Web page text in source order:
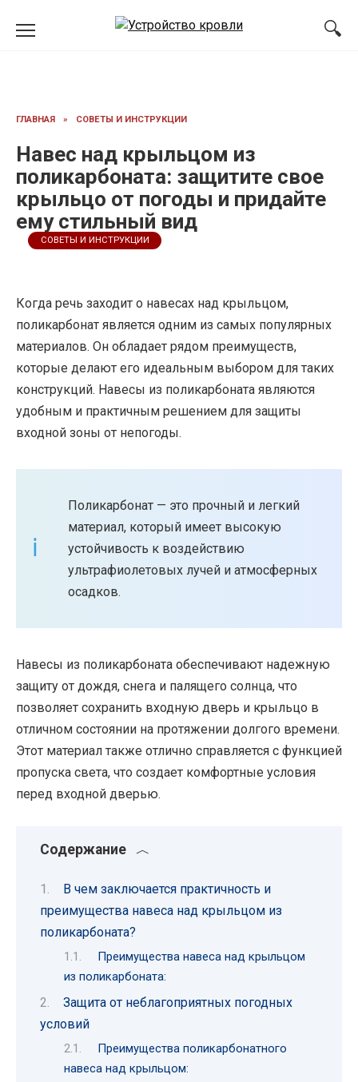
ГЛАВНАЯ » СОВЕТЫ И ИНСТРУКЦИИ
Навес над крыльцом из
поликарбоната: защитите свое
крыльцо от погоды и придайте
ему стильный вид
СОВЕТЫ И ИНСТРУКЦИИ
Когда речь заходит о навесах над крыльцом,
поликарбонат является одним из самых популярных
материалов. Он обладает рядом преимуществ,
которые делают его идеальным выбором для таких
конструкций. Навесы из поликарбоната являются
удобным и практичным решением для защиты
входной зоны от непогоды.
Поликарбонат — это прочный и легкий
материал, который имеет высокую
устойчивость к воздействию
ультрафиолетовых лучей и атмосферных
осадков.
Навесы из поликарбоната обеспечивают надежную
защиту от дождя, снега и палящего солнца, что
позволяет сохранить входную дверь и крыльцо в
отличном состоянии на протяжении долгого времени.
Этот материал также отлично справляется с функцией
пропуска света, что создает комфортные условия
перед входной дверью.
Содержание
В чем заключается практичность и
преимущества навеса над крыльцом из
поликарбоната?
Преимущества навеса над крыльцом
из поликарбоната:
Защита от неблагоприятных погодных
условий
Преимущества поликарбонатного
навеса над крыльцом: